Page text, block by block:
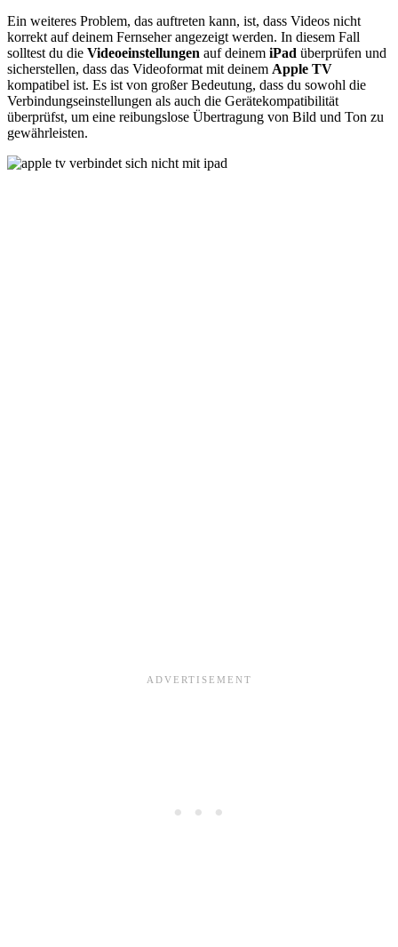
Ein weiteres Problem, das auftreten kann, ist, dass Videos nicht
korrekt auf deinem Fernseher angezeigt werden. In diesem Fall
solltest du die Videoeinstellungen auf deinem iPad überprüfen und
sicherstellen, dass das Videoformat mit deinem Apple TV
kompatibel ist. Es ist von großer Bedeutung, dass du sowohl die
Verbindungseinstellungen als auch die Gerätekompatibilität
überprüfst, um eine reibungslose Übertragung von Bild und Ton zu
gewährleisten.